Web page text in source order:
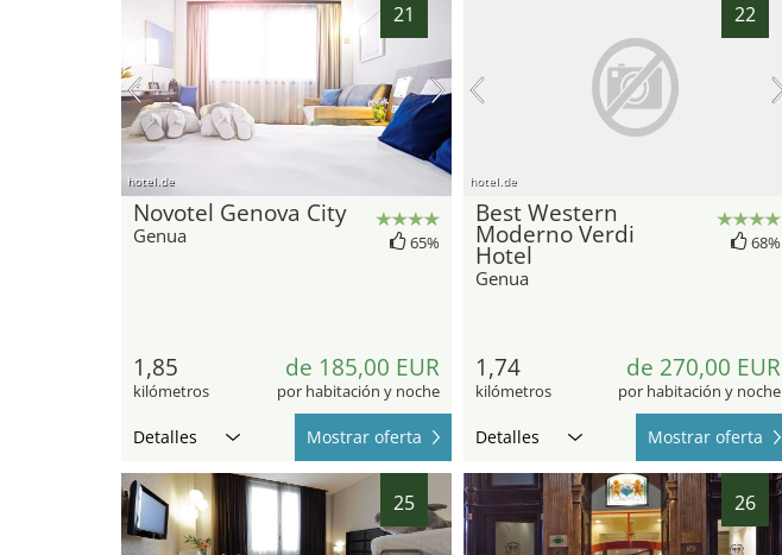
21
hotel.de
Novotel Genova City
Genua 65%
1,85
kilómetros
de 185,00 EUR
por habitación y noche
Detalles Mostrar oferta
22
hotel.de
Best Western
Moderno Verdi
Hotel
Genua
68%
1,74
kilómetros
de 270,00 EUR
por habitación y noche
Detalles Mostrar oferta
25 26